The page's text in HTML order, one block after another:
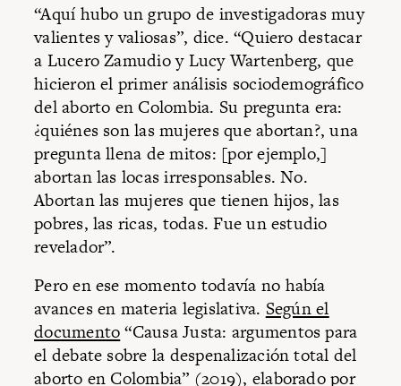
“Aquí hubo un grupo de investigadoras muy
valientes y valiosas”, dice. “Quiero destacar
a Lucero Zamudio y Lucy Wartenberg, que
hicieron el primer análisis sociodemográfico
del aborto en Colombia. Su pregunta era:
¿quiénes son las mujeres que abortan?, una
pregunta llena de mitos: [por ejemplo,]
abortan las locas irresponsables. No.
Abortan las mujeres que tienen hijos, las
pobres, las ricas, todas. Fue un estudio
revelador”.
Pero en ese momento todavía no había
avances en materia legislativa. Según el
documento“Causa Justa: argumentos para
el debate sobre la despenalización total del
aborto en Colombia” (2019), elaborado por